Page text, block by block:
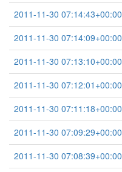
2011-11-30 07:14:43+00:00
2011-11-30 07:14:09+00:00
2011-11-30 07:13:10+00:00
2011-11-30 07:12:01+00:00
2011-11-30 07:11:18+00:00
2011-11-30 07:09:29+00:00
2011-11-30 07:08:39+00:00